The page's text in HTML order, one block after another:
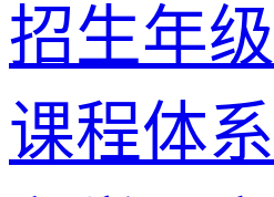
招生年级
课程体系